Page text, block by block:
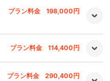
プラン料金 198,000円
プラン料金 114,400円
プラン料金 290,400円